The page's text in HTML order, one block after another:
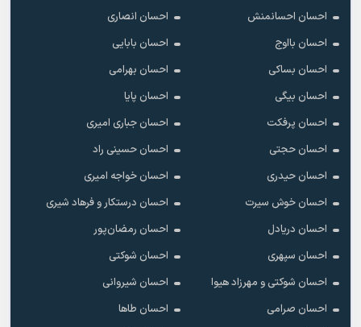
احسان احسانمنش
احسان انصاری
احسان بااوج
احسان بابایی
احسان بساکی
احسان بهرامی
احسان بیگی
احسان پایا
احسان پرفکت
احسان جباری امیری
احسان حجتی
احسان حسینی راد
احسان حیدری
احسان خواجه امیری
احسان خوش سیرت
احسان درستکار و فرهاد شیرى
احسان دریادل
احسان رمضان‌پور
احسان سپهری
احسان شوکتی
احسان شوکتی و مهرزاد هیوا
احسان شیروانی
احسان صرامی
احسان طاها